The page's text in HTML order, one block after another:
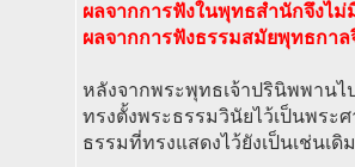
ผลจากการฟังในพุทธสำนักจึงไ
ผลจากการฟังธรรมสมัยพุทธกา
หลังจากพระพุทธเจ้าปรินิพพานไ
ทรงตั้งพระธรรมวินัยไว้เป็นพระ
ธรรมที่ทรงแสดงไว้ยังเป็นเช่นเดิม